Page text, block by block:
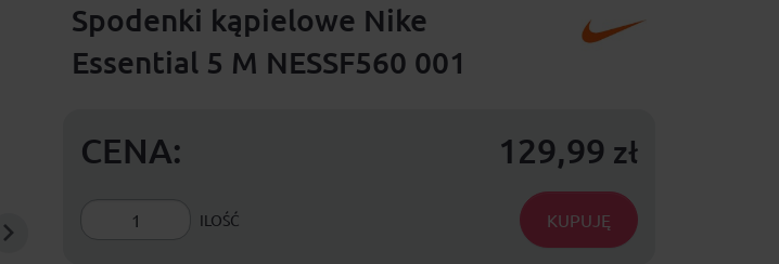
Spodenki kąpielowe Nike
Essential 5 M NESSF560 001
CENA: 129,99 zł
ILOŚĆ KUPUJĘ